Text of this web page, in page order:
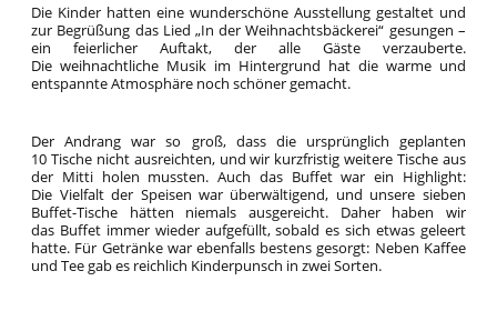
Die Kinder hatten eine wunderschöne Ausstellung gestaltet und
zur Begrüßung das Lied „In der Weihnachtsbäckerei“ gesungen –
ein feierlicher Auftakt, der alle Gäste verzauberte.
Die weihnachtliche Musik im Hintergrund hat die warme und
entspannte Atmosphäre noch schöner gemacht.
Der Andrang war so groß, dass die ursprünglich geplanten
10 Tische nicht ausreichten, und wir kurzfristig weitere Tische aus
der Mitti holen mussten. Auch das Buffet war ein Highlight:
Die Vielfalt der Speisen war überwältigend, und unsere sieben
Buffet-Tische hätten niemals ausgereicht. Daher haben wir
das Buffet immer wieder aufgefüllt, sobald es sich etwas geleert
hatte. Für Getränke war ebenfalls bestens gesorgt: Neben Kaffee
und Tee gab es reichlich Kinderpunsch in zwei Sorten.